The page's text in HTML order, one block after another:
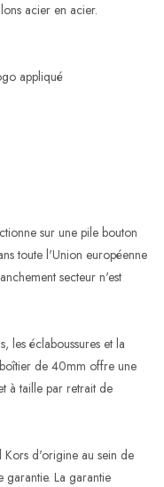
acier en acier.
appliqué
sur une pile bouton
toute l'Union européenne
secteur n'est
les éclaboussures et la
de 40mm offre une
à taille par retrait de
Kors d'origine au sein de
La garantie